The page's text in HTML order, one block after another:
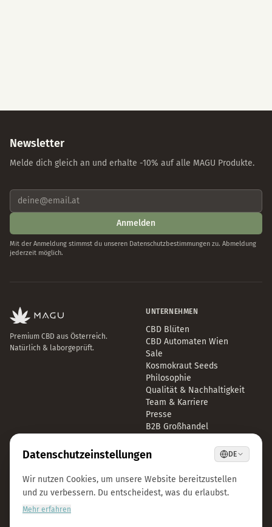
Newsletter
Melde dich gleich an und erhalte -10% auf alle MAGU Produkte.
Anmelden
Mit der Anmeldung stimmst du unseren Datenschutzbestimmungen zu. Abmeldung
jederzeit möglich.
Premium CBD aus Österreich.
Natürlich & laborgeprüft.
UNTERNEHMEN
CBD Blüten
CBD Automaten Wien
Sale
Kosmokraut Seeds
Philosophie
Qualität & Nachhaltigkeit
Team & Karriere
Presse
B2B Großhandel
Impressum
AGB
info@magu-cbd.com
Wien, Österreich